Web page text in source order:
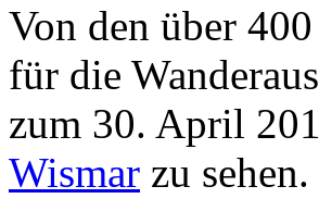
Von den über
für die
zum 30. April
Wismar zu sehen.